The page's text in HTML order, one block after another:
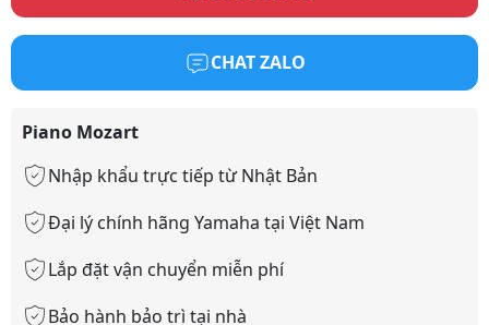
1.400.000₫.
là:
980.000₫.
CHAT ZALO
Piano Mozart
Nhập khẩu trực tiếp từ Nhật Bản
Đại lý chính hãng Yamaha tại Việt Nam
Lắp đặt vận chuyển miễn phí
Bảo hành bảo trì tại nhà